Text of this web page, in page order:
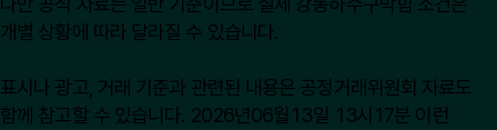
개별 상황에 따라 달라질 수 있습니다.
표시나 광고, 거래 기준과 관련된 내용은 공정거래위원회 자료도
함께 참고할 수 있습니다. 2026년06월13일 13시17분 이런